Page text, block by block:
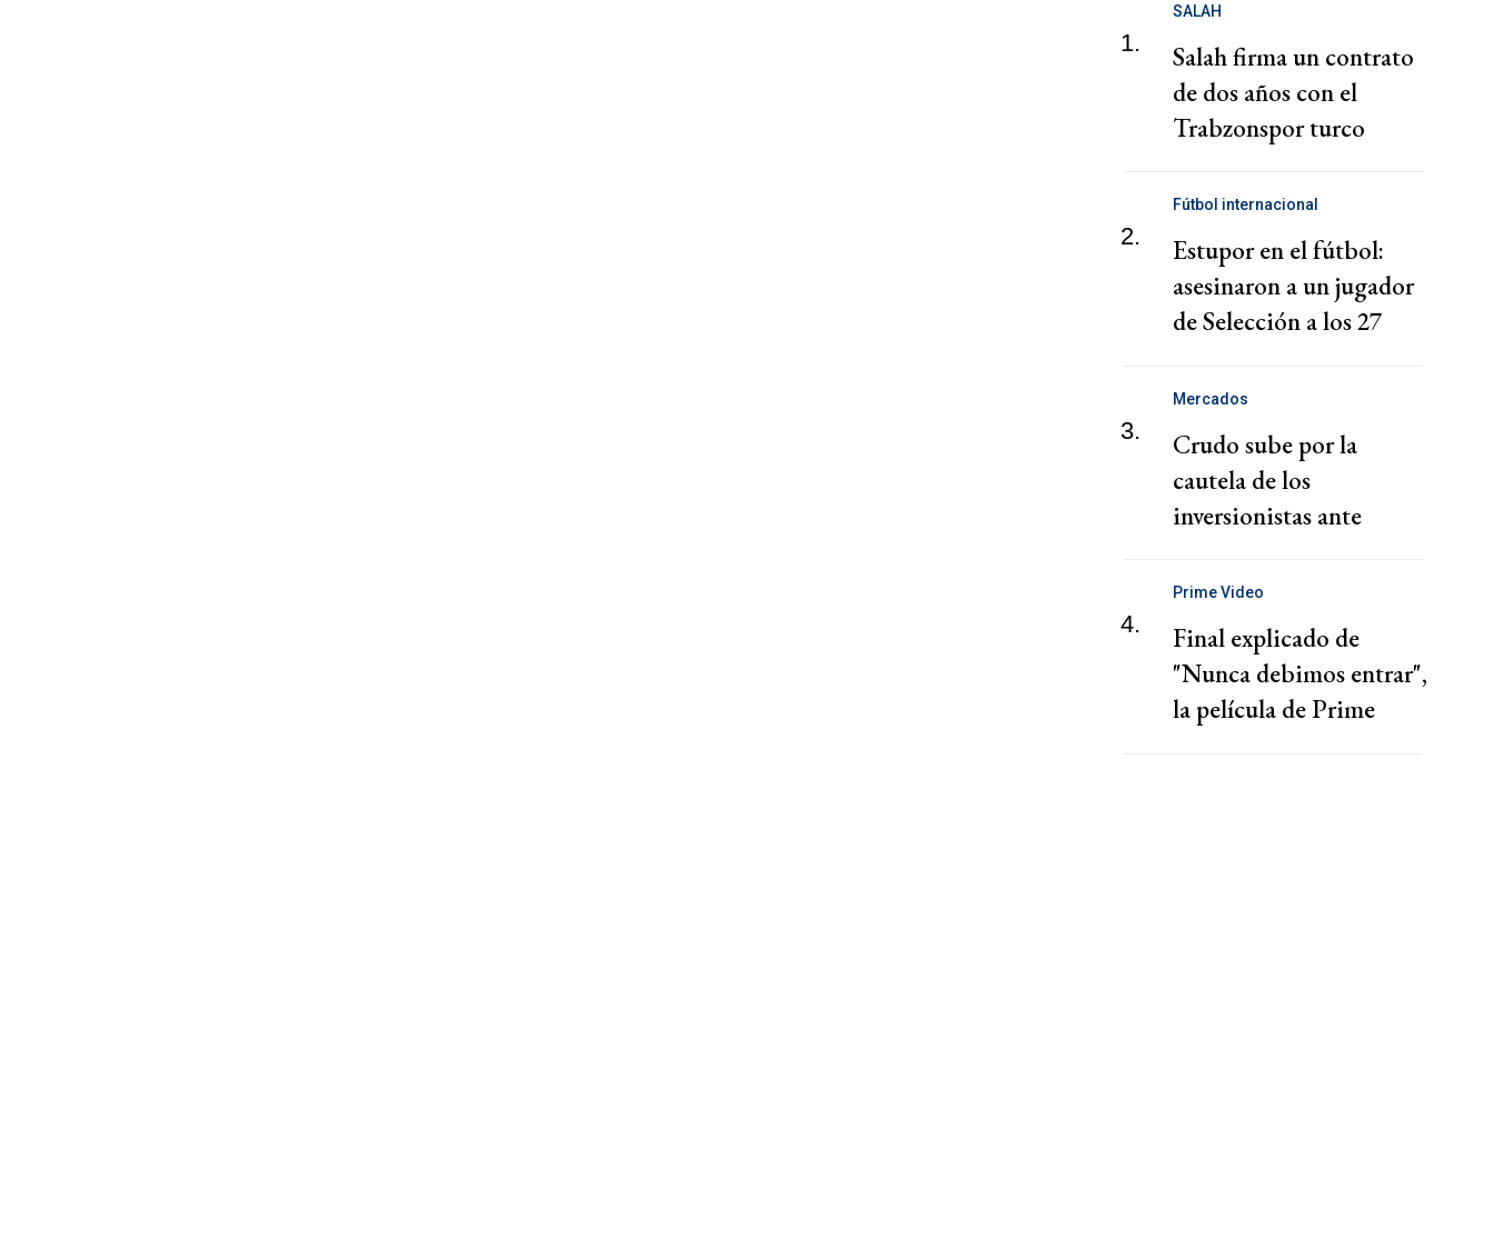
1.
SALAH
Salah firma un contrato
de dos años con el
Trabzonspor turco
2.
Fútbol internacional
Estupor en el fútbol:
asesinaron a un jugador
de Selección a los 27
3.
Mercados
Crudo sube por la
cautela de los
inversionistas ante
Irán y Omán
4.
Prime Video
Final explicado de
"Nunca debimos entrar",
la película de Prime